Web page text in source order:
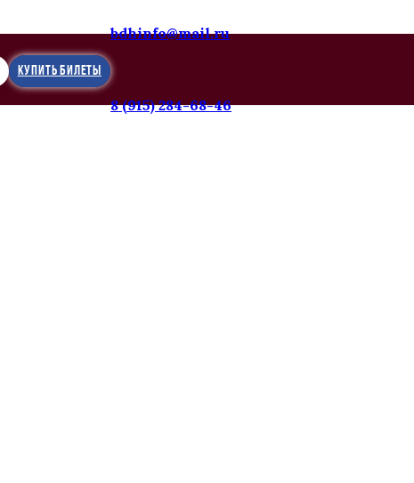
КУПИТЬ БИЛЕТЫ
bdhinfo@mail.ru
8 (915) 284-68-46